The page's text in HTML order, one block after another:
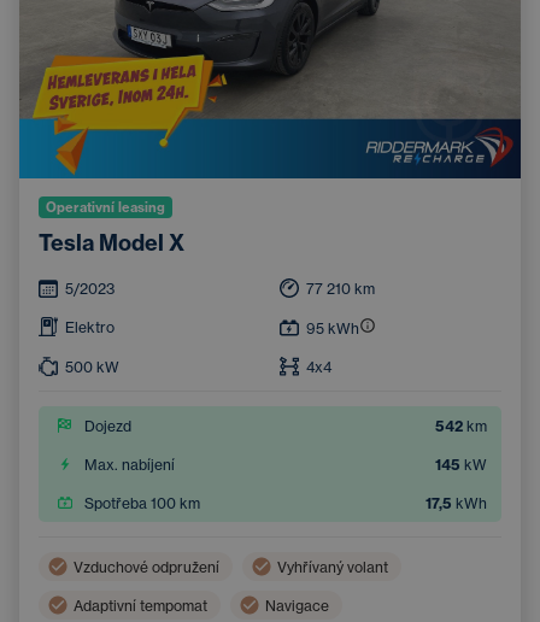
Operativní leasing
Tesla Model X
5/2023 77 210 km
Elektro 95 kWh
500 kW 4x4
Dojezd 542 km
Max. nabíjení 145 kW
Spotřeba 100 km 17,5 kWh
Vzduchové odpružení Vyhřívaný volant
Adaptivní tempomat Navigace